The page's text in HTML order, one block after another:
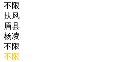
不限
扶风
眉县
杨凌
不限
不限